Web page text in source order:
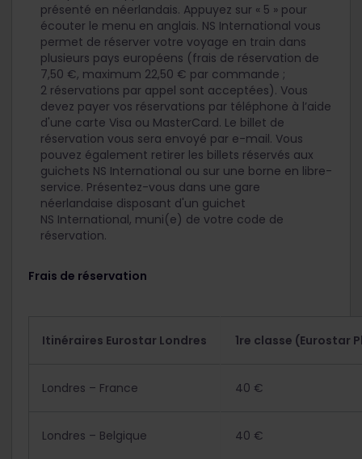
présenté en néerlandais. Appuyez sur « 5 » pour
écouter le menu en anglais. NS International vous
permet de réserver votre voyage en train dans
plusieurs pays européens (frais de réservation de
7,50 €, maximum 22,50 € par commande ;
2 réservations par appel sont acceptées). Vous
devez payer vos réservations par téléphone à l’aide
d'une carte Visa ou MasterCard. Le billet de
réservation vous sera envoyé par e-mail. Vous
pouvez également retirer les billets réservés aux
guichets NS International ou sur une borne en libre-
service. Présentez-vous dans une gare
néerlandaise disposant d'un guichet
NS International, muni(e) de votre code de
réservation.
Frais de réservation
Itinéraires Eurostar Londres 1re classe (Eurostar
Londres – France 40 €
Londres – Belgique 40 €